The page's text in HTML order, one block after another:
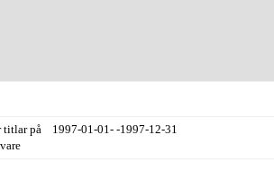
titlar på 1997-01-01- -1997-12-31